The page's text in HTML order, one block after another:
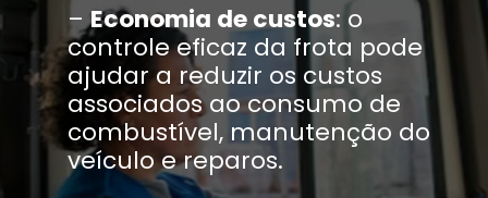
–Economia de custos: o
controle eficaz da frota pode
ajudar a reduzir os custos
associados ao consumo de
combustível, manutenção do
veículo e reparos.